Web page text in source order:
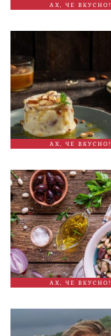
АХ, ЧЕ ВКУСНО!
АХ, ЧЕ ВКУСНО!
АХ, ЧЕ ВКУСНО!